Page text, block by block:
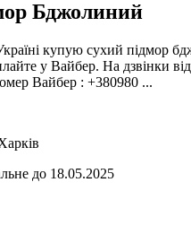
Бджолиний
купую сухий підмор
у Вайбер. На дзвінки
Вайбер : +380980 ...
до 18.05.2025